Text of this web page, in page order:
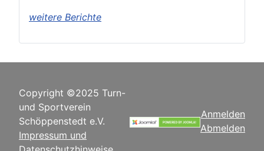
weitere Berichte
Copyright ©2025 Turn-
und Sportverein
Schöppenstedt e.V.
Impressum und
Anmelden
Abmelden